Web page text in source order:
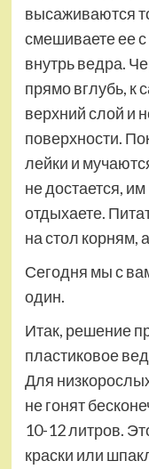
высаживаются
смешиваете ее
внутрь ведра.
прямо вглубь, к
верхний слой и
поверхности.
лейки и
не достается,
отдыхаете.
на стол корням,
Сегодня мы с
один.
Итак, решение
пластиковое
Для
не гонят
10-12 литров.
краски или